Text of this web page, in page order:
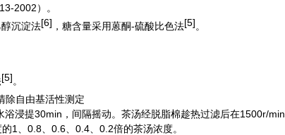
2002）。
沉淀法[6] ，糖含量采用蒽酮-硫酸比色法[5]。
[5]。
除自由基活性测定
浴浸提30min ，间隔摇动。茶汤经脱脂棉趁热过滤后在1500r/min
1 0.8 0.6 0.4 0.2倍的茶汤浓度。